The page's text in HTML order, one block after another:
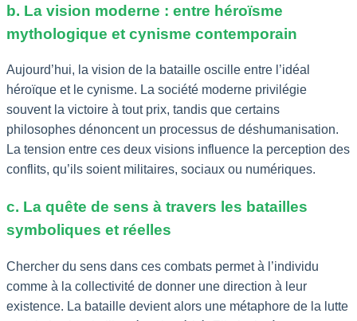
b. La vision moderne : entre héroïsme
mythologique et cynisme contemporain
Aujourd’hui, la vision de la bataille oscille entre l’idéal
héroïque et le cynisme. La société moderne privilégie
souvent la victoire à tout prix, tandis que certains
philosophes dénoncent un processus de déshumanisation.
La tension entre ces deux visions influence la perception des
conflits, qu’ils soient militaires, sociaux ou numériques.
c. La quête de sens à travers les batailles
symboliques et réelles
Chercher du sens dans ces combats permet à l’individu
comme à la collectivité de donner une direction à leur
existence. La bataille devient alors une métaphore de la lutte